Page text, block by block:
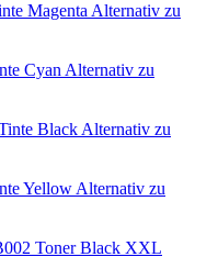
Alternativ zu
Alternativ zu
Alternativ zu
Alternativ zu